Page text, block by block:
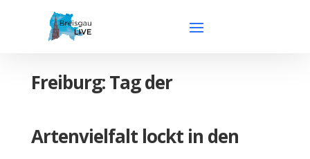
Freiburg: Tag der
Artenvielfalt lockt in den